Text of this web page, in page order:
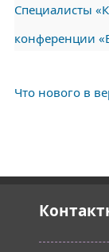
Специалисты
конференции
Что нового в